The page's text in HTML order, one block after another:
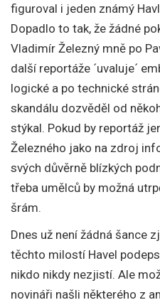
figuroval i jeden známý
Dopadlo to tak, že žádné
Vladimír Železný mně po
další reportáže ´uvaluje´
logické a po technické
skandálu dozvěděl od
stýkal. Pokud by reportáž
Železného jako na zdroj
svých důvěrně blízkých
třeba umělců by možná
šrám.
Dnes už není žádná šance
těchto milostí Havel
nikdo nikdy nezjistí. Ale
novináři našli některého z